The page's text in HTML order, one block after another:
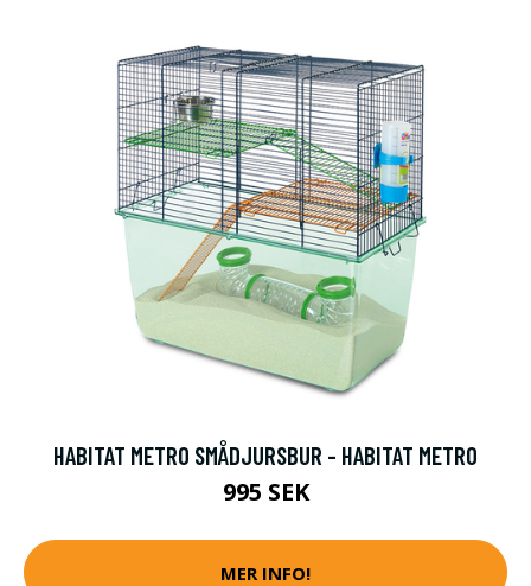
HABITAT METRO SMÅDJURSBUR - HABITAT METRO
995 SEK
MER INFO!